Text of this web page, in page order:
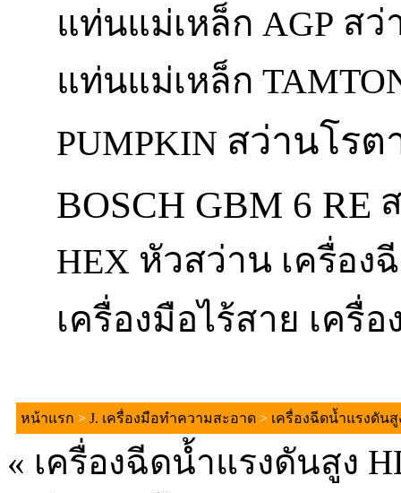
แท่นแม่เหล็ก AGP สว่
แท่นแม่เหล็ก
PUMPKIN สว่านโรต
BOSCH GBM 6 RE
HEX หัวสว่าน เครื่อง
เครื่องมือไร้สาย เครื่อ
หน้าแรก > J. เครื่องมือทำความสะอาด > เครื่องฉีดน้ำแรงดันสู
« เครื่องฉีดน้ำแรงดันสูง